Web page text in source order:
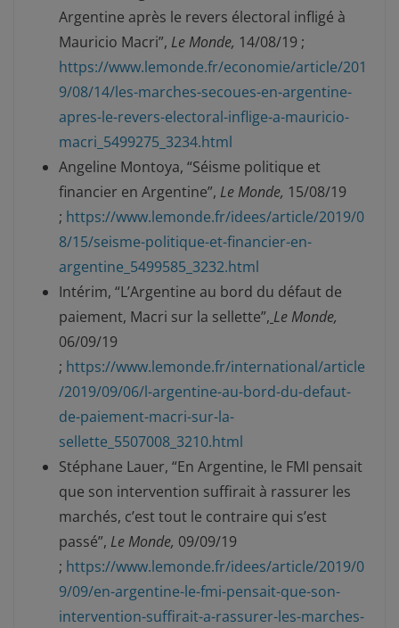
Argentine après le revers électoral infligé à
Mauricio Macri”, Le Monde, 14/08/19 ;
https://www.lemonde.fr/economie/article/201
9/08/14/les-marches-secoues-en-argentine-
apres-le-revers-electoral-inflige-a-mauricio-
macri_5499275_3234.html
Angeline Montoya, “Séisme politique et
financier en Argentine”, Le Monde, 15/08/19
; https://www.lemonde.fr/idees/article/2019/0
8/15/seisme-politique-et-financier-en-
argentine_5499585_3232.html
Intérim, “L’Argentine au bord du défaut de
paiement, Macri sur la sellette”, Le Monde,
06/09/19
; https://www.lemonde.fr/international/article
/2019/09/06/l-argentine-au-bord-du-defaut-
de-paiement-macri-sur-la-
sellette_5507008_3210.html
Stéphane Lauer, “En Argentine, le FMI pensait
que son intervention suffirait à rassurer les
marchés, c’est tout le contraire qui s’est
passé”, Le Monde, 09/09/19
; https://www.lemonde.fr/idees/article/2019/0
9/09/en-argentine-le-fmi-pensait-que-son-
intervention-suffirait-a-rassurer-les-marches-